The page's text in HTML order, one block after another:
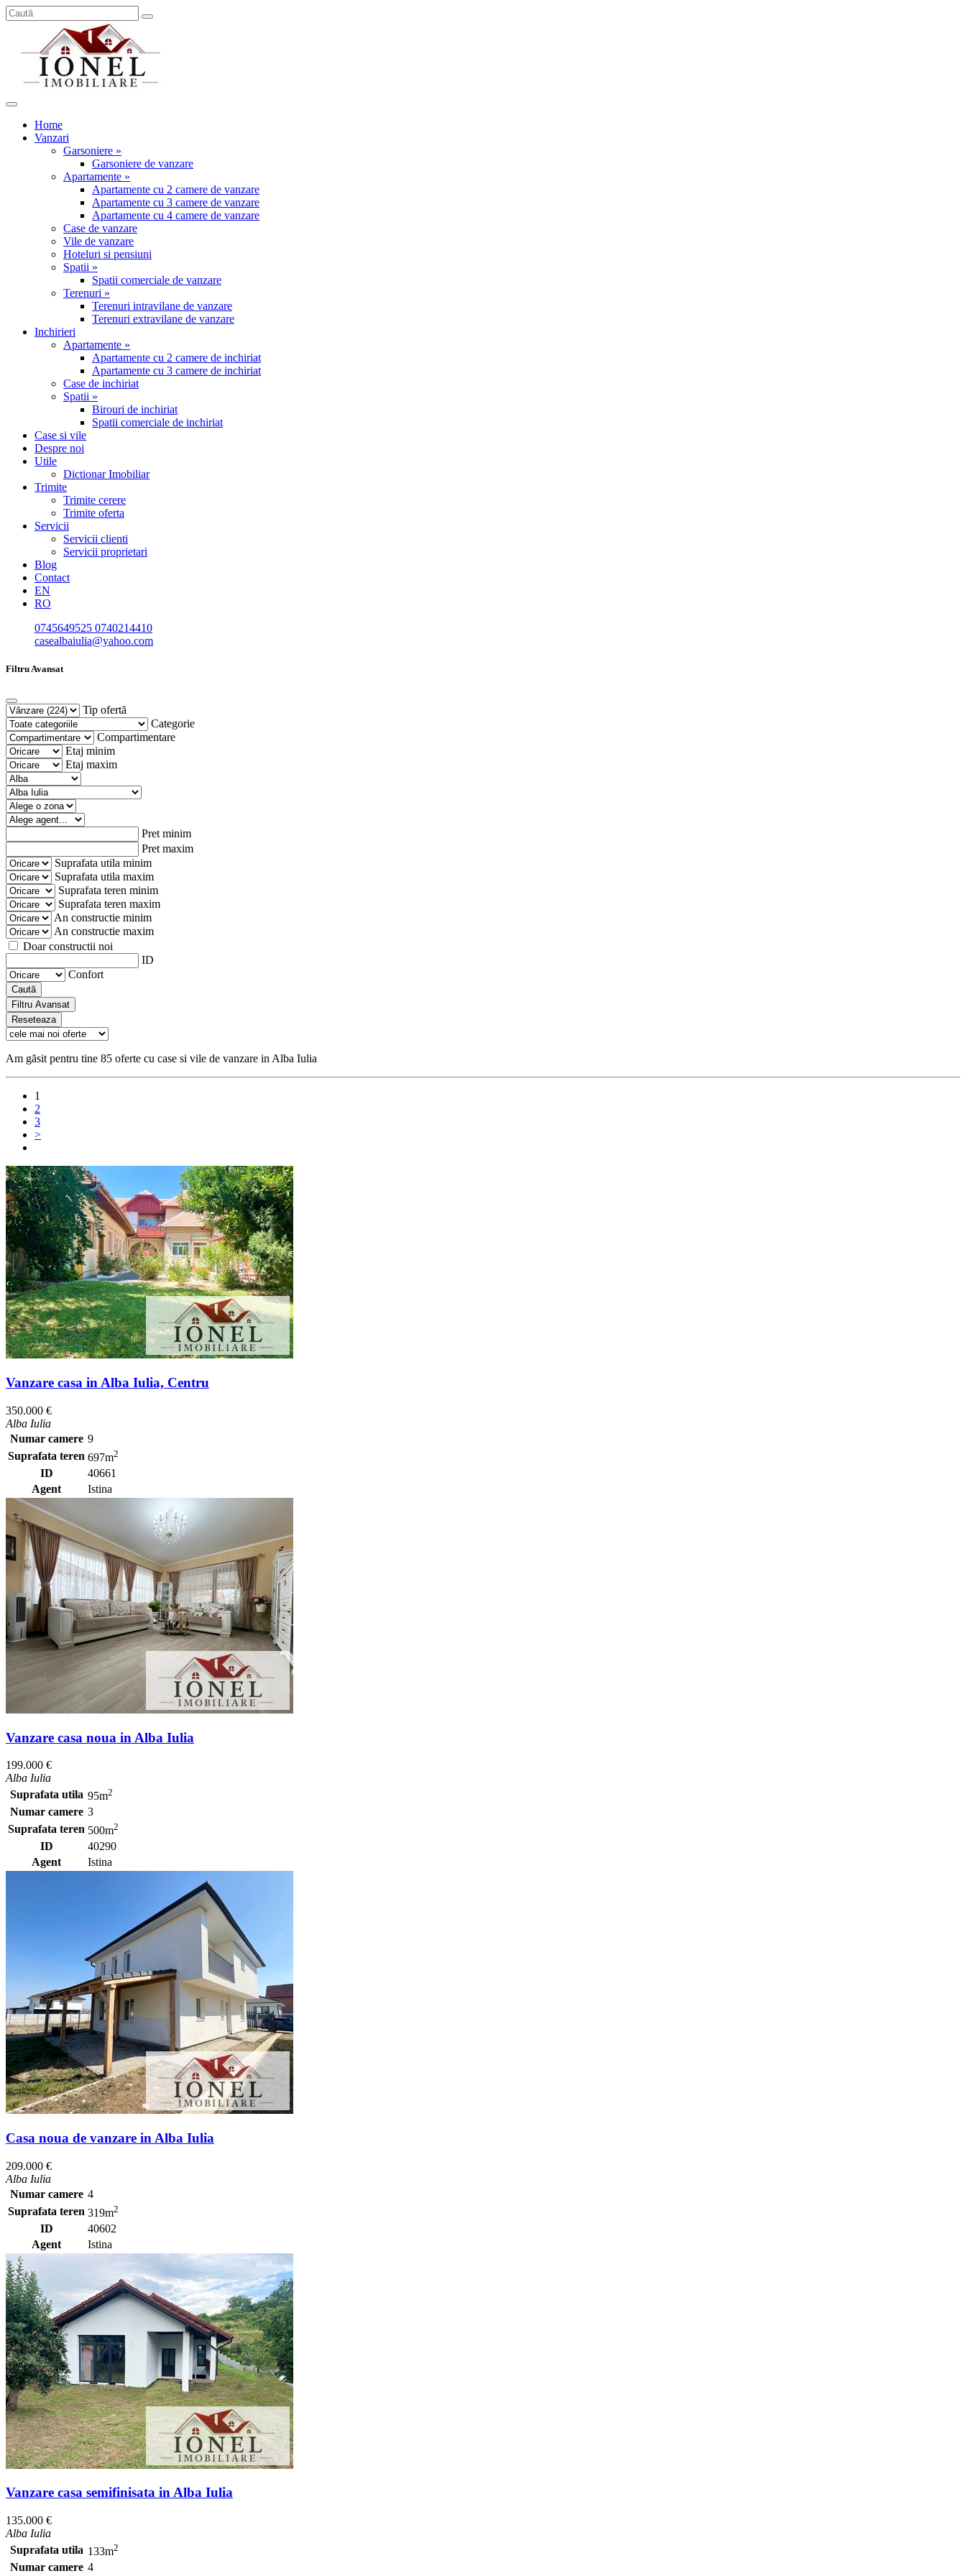
Home
Vanzari
Garsoniere »
Garsoniere de vanzare
Apartamente »
Apartamente cu 2 camere de vanzare
Apartamente cu 3 camere de vanzare
Apartamente cu 4 camere de vanzare
Case de vanzare
Vile de vanzare
Hoteluri si pensiuni
Spatii »
Spatii comerciale de vanzare
Terenuri »
Terenuri intravilane de vanzare
Terenuri extravilane de vanzare
Inchirieri
Apartamente »
Apartamente cu 2 camere de inchiriat
Apartamente cu 3 camere de inchiriat
Case de inchiriat
Spatii »
Birouri de inchiriat
Spatii comerciale de inchiriat
Case si vile
Despre noi
Utile
Dictionar Imobiliar
Trimite
Trimite cerere
Trimite oferta
Servicii
Servicii clienti
Servicii proprietari
Blog
Contact
EN
RO
0745649525 0740214410
casealbaiulia@yahoo.com
Filtru Avansat
Tip ofertă
Categorie
Compartimentare
Etaj minim
Etaj maxim
Pret minim
Pret maxim
Suprafata utila minim
Suprafata utila maxim
Suprafata teren minim
Suprafata teren maxim
An constructie minim
An constructie maxim
Doar constructii noi
ID
Confort
Caută
Filtru Avansat
Reseteaza
Am găsit pentru tine 85 oferte cu case si vile de vanzare in Alba Iulia
1
2
3
>
Vanzare casa in Alba Iulia, Centru
350.000 €
Alba Iulia
Numar camere 9
Suprafata teren 697m2
ID
40661
Agent
Istina
Vanzare casa noua in Alba Iulia
199.000 €
Alba Iulia
Suprafata utila 95m2
Numar camere 3
Suprafata teren 500m2
ID
40290
Agent
Istina
Casa noua de vanzare in Alba Iulia
209.000 €
Alba Iulia
Numar camere 4
Suprafata teren 319m2
ID
40602
Agent
Istina
Vanzare casa semifinisata in Alba Iulia
135.000 €
Alba Iulia
Suprafata utila 133m2
Numar camere 4